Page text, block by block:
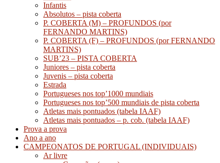
Infantis
Absolutos – pista coberta
P. COBERTA (M) – PROFUNDOS (por
FERNANDO MARTINS)
P. COBERTA (F) – PROFUNDOS (por FERNANDO
MARTINS)
SUB’23 – PISTA COBERTA
Juniores – pista coberta
Juvenis – pista coberta
Estrada
Portugueses nos top’1000 mundiais
Portugueses nos top’500 mundiais de pista coberta
Atletas mais pontuados (tabela IAAF)
Atletas mais pontuados – p. cob. (tabela IAAF)
Prova a prova
Ano a ano
CAMPEONATOS DE PORTUGAL (INDIVIDUAIS)
Ar livre